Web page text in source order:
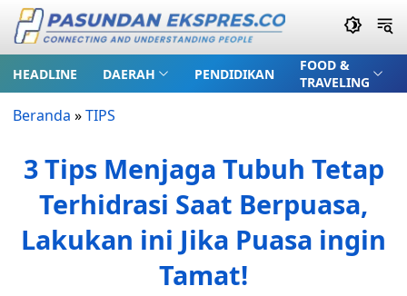
HEADLINE DAERAH PENDIDIKAN
FOOD &
TRAVELING
Beranda »TIPS
3 Tips Menjaga Tubuh Tetap
Terhidrasi Saat Berpuasa,
Lakukan ini Jika Puasa ingin
Tamat!